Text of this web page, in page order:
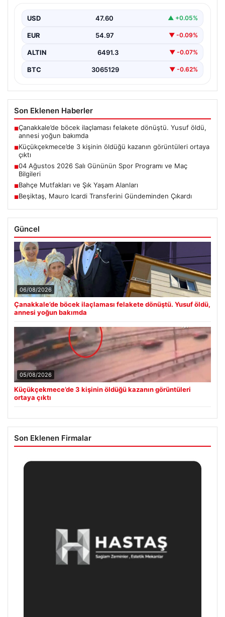
Ölümüne Neden Olan Kaza Güvenlik Kamerası
Görüntüleriyle Ortaya Çıktı",…
USD 47.60 ▲ +0.05%
EUR 54.97 ▼ -0.09%
ALTIN 6491.3 ▼ -0.07%
BTC 3065129 ▼ -0.62%
Son Eklenen Haberler
■Çanakkale’de böcek ilaçlaması felakete dönüştü. Yusuf öldü,
annesi yoğun bakımda
■Küçükçekmece’de 3 kişinin öldüğü kazanın görüntüleri ortaya
çıktı
■04 Ağustos 2026 Salı Gününün Spor Programı ve Maç
Bilgileri
■Bahçe Mutfakları ve Şık Yaşam Alanları
■Beşiktaş, Mauro Icardi Transferini Gündeminden Çıkardı
Güncel
06/08/2026
Çanakkale’de böcek ilaçlaması felakete dönüştü. Yusuf öldü,
annesi yoğun bakımda
05/08/2026
Küçükçekmece’de 3 kişinin öldüğü kazanın görüntüleri
ortaya çıktı
Son Eklenen Firmalar